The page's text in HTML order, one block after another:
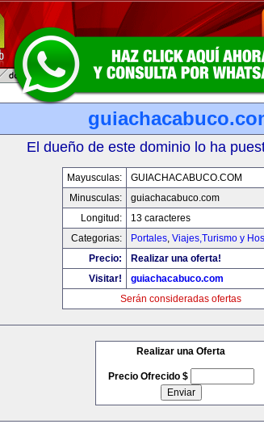
El dueño de este dominio lo ha
Mayusculas:
GUIACHACABUCO.COM
Minusculas:
guiachacabuco.com
Longitud:
13 caracteres
Categorias:
Portales, Viajes,Turismo y
Precio:
Realizar una oferta!
Visitar!
guiachacabuco.com
Serán consideradas ofertas
Realizar una Oferta
Precio Ofrecido $